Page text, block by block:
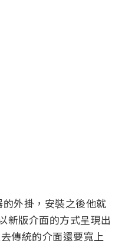
外掛，安裝之後他就
新版介面的方式呈現出
傳統的介面還要寬上